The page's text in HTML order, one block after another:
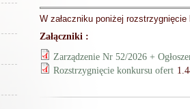
W załaczniku poniżej rozstrzygnięcie
Załączniki :
Zarządzenie Nr 52/2026 +
Rozstrzygnięcie konkursu ofert